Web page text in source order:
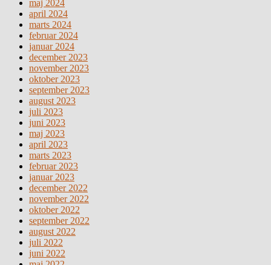
maj 2024
april 2024
marts 2024
februar 2024
januar 2024
december 2023
november 2023
oktober 2023
september 2023
august 2023
juli 2023
juni 2023
maj 2023
april 2023
marts 2023
februar 2023
januar 2023
december 2022
november 2022
oktober 2022
september 2022
august 2022
juli 2022
juni 2022